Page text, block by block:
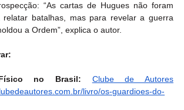
“As cartas de Hugues não foram
relatar batalhas, mas para revelar a guerra
a Ordem”, explica o autor.
no Brasil:
Clube de Autores
livro/os-guardioes-do-